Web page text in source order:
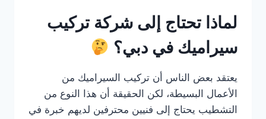
لماذا تحتاج إلى شركة تركيب
سيراميك في دبي؟
يعتقد بعض الناس أن تركيب السيراميك من
الأعمال البسيطة، لكن الحقيقة أن هذا النوع من
التشطيب يحتاج إلى فنيين محترفين لديهم خبرة في